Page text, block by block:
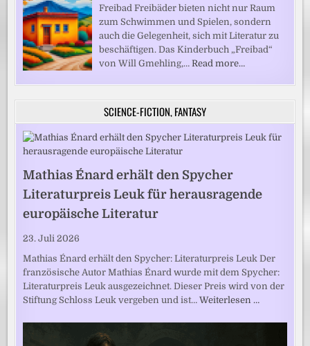
Freibad Freibäder bieten nicht nur Raum
zum Schwimmen und Spielen, sondern
auch die Gelegenheit, sich mit Literatur zu
beschäftigen. Das Kinderbuch „Freibad“
von Will Gmehling,…Read more…
SCIENCE-FICTION, FANTASY
Mathias Énard erhält den Spycher
Literaturpreis Leuk für herausragende
europäische Literatur
23. Juli 2026
Mathias Énard erhält den Spycher: Literaturpreis Leuk Der
französische Autor Mathias Énard wurde mit dem Spycher:
Literaturpreis Leuk ausgezeichnet. Dieser Preis wird von der
Stiftung Schloss Leuk vergeben und ist…Weiterlesen …